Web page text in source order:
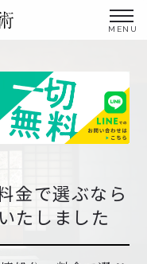
金で選ぶなら
たしました